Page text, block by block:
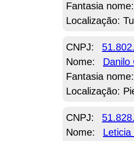
Fantasia nome:
Localização:
CNPJ:
Nome:
Danilo
Fantasia nome:
Localização:
CNPJ:
Nome: